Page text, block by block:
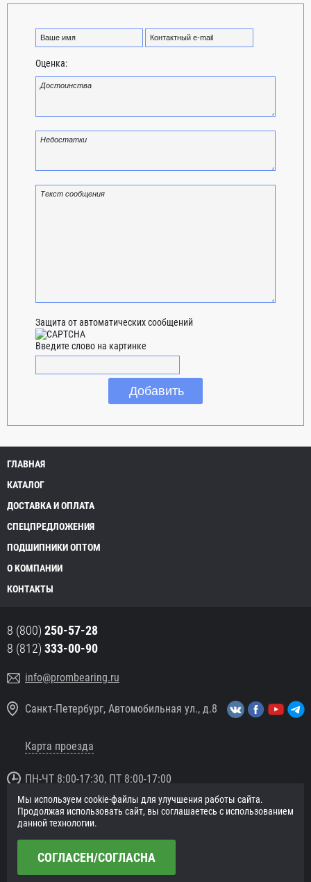
Оценка:
Защита от автоматических сообщений
Введите слово на картинке
ГЛАВНАЯ
КАТАЛОГ
ДОСТАВКА И ОПЛАТА
СПЕЦПРЕДЛОЖЕНИЯ
ПОДШИПНИКИ ОПТОМ
О КОМПАНИИ
КОНТАКТЫ
8 (800) 250-57-28
8 (812) 333-00-90
info@prombearing.ru
Санкт-Петербург, Автомобильная ул., д.8
Карта проезда
ПН-ЧТ 8:00-17:30, ПТ 8:00-17:00
© 2016 «PromBearing.ru»
Подшипники оптом и в розницу.
Сайт разработан в
Мы используем cookie-файлы для улучшения работы сайта.
Продолжая использовать сайт, вы соглашаетесь с использованием
данной технологии.
СОГЛАСЕН/СОГЛАСНА